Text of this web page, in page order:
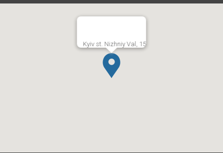
Kyiv st. Nizhniy Val, 15